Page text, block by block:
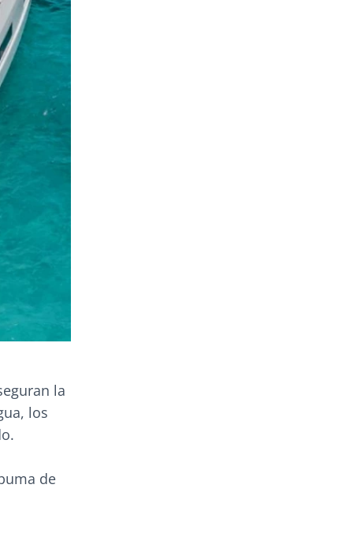
la
los
de